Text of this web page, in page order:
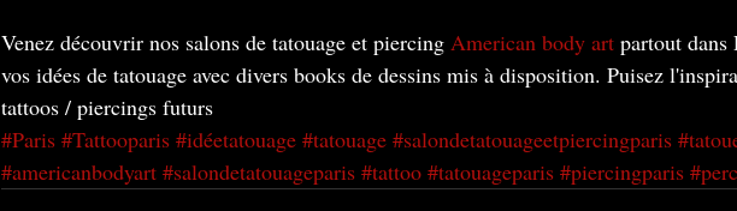
Venez découvrir nos salons de tatouage et piercing American body art partout
vos idées de tatouage avec divers books de dessins mis à disposition. Puisez
tattoos / piercings futurs
#Paris #Tattooparis #idéetatouage #tatouage #salondetatouageetpiercingparis
#americanbodyart #salondetatouageparis #tattoo #tatouageparis #piercingparis